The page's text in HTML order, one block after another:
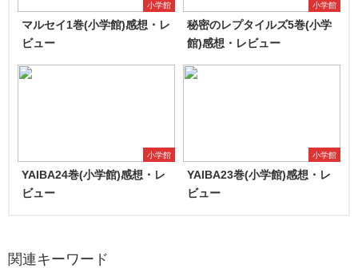
小学館
マルセイ1巻(小学館)感想・レ
ビュー
小学館
秘密のレプタイルズ5巻(小学
館)感想・レビュー
小学館
YAIBA24巻(小学館)感想・レ
ビュー
小学館
YAIBA23巻(小学館)感想・レ
ビュー
関連キーワード